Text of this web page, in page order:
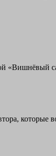
«Вишнёвый
которые